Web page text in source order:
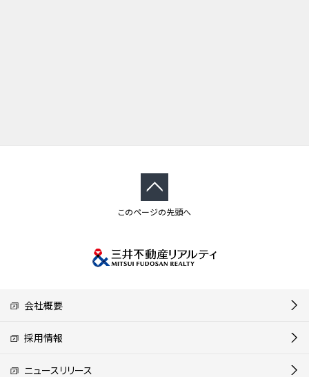
このページの先頭へ
会社概要
採用情報
ニュースリリース